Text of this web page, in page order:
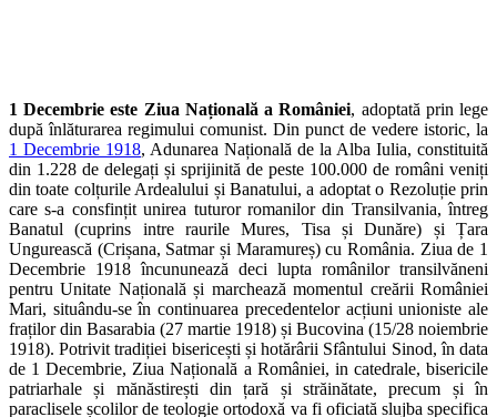
1 Decembrie este Ziua Națională a României, adoptată prin lege
după înlăturarea regimului comunist. Din punct de vedere istoric, la
1 Decembrie 1918, Adunarea Națională de la Alba Iulia, constituită
din 1.228 de delegați și sprijinită de peste 100.000 de români veniți
din toate colțurile Ardealului și Banatului, a adoptat o Rezoluție prin
care s-a consfințit unirea tuturor romanilor din Transilvania, întreg
Banatul (cuprins intre raurile Mures, Tisa și Dunăre) și Țara
Ungurească (Crișana, Satmar și Maramureș) cu România. Ziua de 1
Decembrie 1918 încununează deci lupta românilor transilvăneni
pentru Unitate Națională și marchează momentul creării României
Mari, situându-se în continuarea precedentelor acțiuni unioniste ale
fraților din Basarabia (27 martie 1918) și Bucovina (15/28 noiembrie
1918). Potrivit tradiției bisericești și hotărârii Sfântului Sinod, în data
de 1 Decembrie, Ziua Națională a României, in catedrale, bisericile
patriarhale și mănăstirești din țară și străinătate, precum și în
paraclisele școlilor de teologie ortodoxă va fi oficiată slujba specifica